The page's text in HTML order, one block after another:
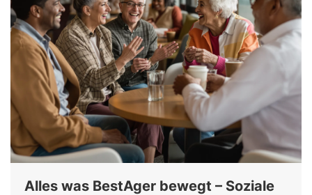
Alles was BestAger bewegt – Soziale